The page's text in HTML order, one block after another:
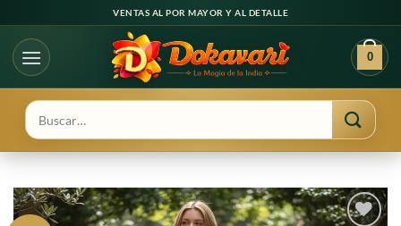
contenido
VENTAS AL POR MAYOR Y AL DETALLE
0
Buscar
por: